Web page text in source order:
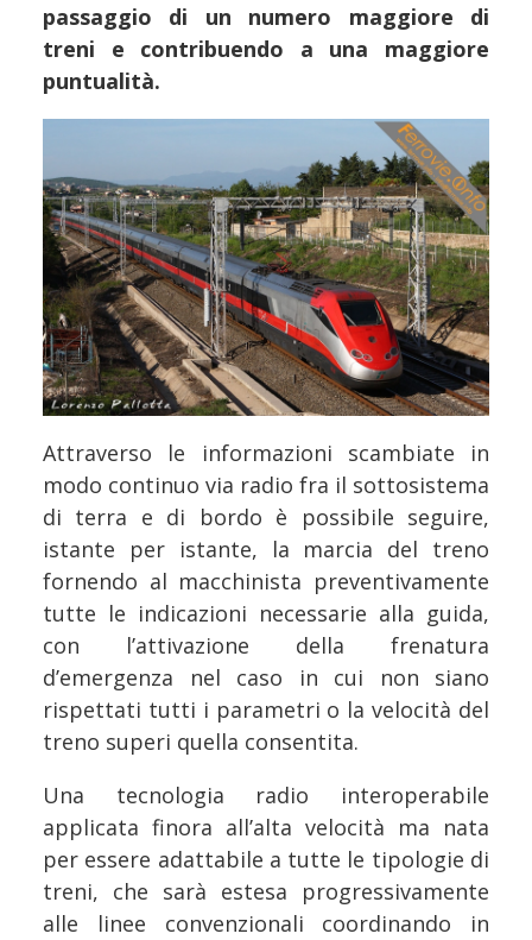
passaggio di un numero maggiore di
treni e contribuendo a una maggiore
puntualità.
Attraverso le informazioni scambiate in
modo continuo via radio fra il sottosistema
di terra e di bordo è possibile seguire,
istante per istante, la marcia del treno
fornendo al macchinista preventivamente
tutte le indicazioni necessarie alla guida,
con l’attivazione della frenatura
d’emergenza nel caso in cui non siano
rispettati tutti i parametri o la velocità del
treno superi quella consentita.
Una tecnologia radio interoperabile
applicata finora all’alta velocità ma nata
per essere adattabile a tutte le tipologie di
treni, che sarà estesa progressivamente
alle linee convenzionali coordinando in